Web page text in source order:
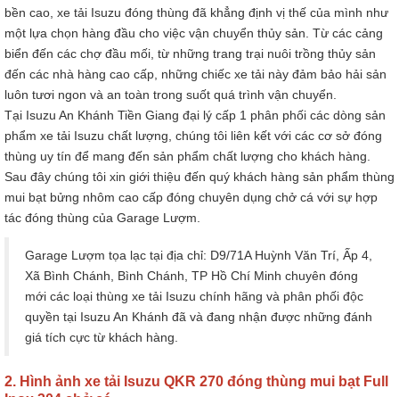
bền cao, xe tải Isuzu đóng thùng đã khẳng định vị thế của mình như
một lựa chọn hàng đầu cho việc vận chuyển thủy sản. Từ các cảng
biển đến các chợ đầu mối, từ những trang trại nuôi trồng thủy sản
đến các nhà hàng cao cấp, những chiếc xe tải này đảm bảo hải sản
luôn tươi ngon và an toàn trong suốt quá trình vận chuyển.
Tại Isuzu An Khánh Tiền Giang đại lý cấp 1 phân phối các dòng sản
phẩm xe tải Isuzu chất lượng, chúng tôi liên kết với các cơ sở đóng
thùng uy tín để mang đến sản phẩm chất lượng cho khách hàng.
Sau đây chúng tôi xin giới thiệu đến quý khách hàng sản phẩm thùng
mui bạt bửng nhôm cao cấp đóng chuyên dụng chở cá với sự hợp
tác đóng thùng của Garage Lượm.
Garage Lượm tọa lạc tại địa chỉ: D9/71A Huỳnh Văn Trí, Ấp 4,
Xã Bình Chánh, Bình Chánh, TP Hồ Chí Minh chuyên đóng
mới các loại thùng xe tải Isuzu chính hãng và phân phối độc
quyền tại Isuzu An Khánh đã và đang nhận được những đánh
giá tích cực từ khách hàng.
2. Hình ảnh xe tải Isuzu QKR 270 đóng thùng mui bạt Full